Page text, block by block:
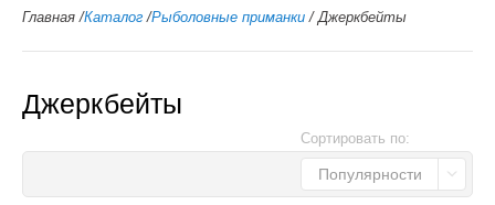
Главная /Каталог /Рыболовные приманки /Джеркбейты
Джеркбейты
Сортировать по:
Популярности